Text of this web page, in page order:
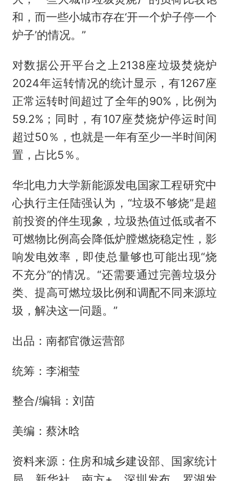
和，而一些小城市存在‘开一个炉子停一个
炉子’的情况。”
对数据公开平台之上2138座垃圾焚烧炉
2024年运转情况的统计显示，有1267座
正常运转时间超过了全年的90%，比例为
59.2%；同时，有107座焚烧炉停运时间
超过50％，也就是一年有至少一半时间闲
置，占比5％。
华北电力大学新能源发电国家工程研究中
心执行主任陆强认为，“垃圾不够烧”是超
前投资的伴生现象，垃圾热值过低或者不
可燃物比例高会降低炉膛燃烧稳定性，影
响发电效率，即使总量够也可能出现“烧
不充分”的情况。“还需要通过完善垃圾分
类、提高可燃垃圾比例和调配不同来源垃
圾，解决这一问题。”
出品：南都官微运营部
统筹：李湘莹
整合/编辑：刘苗
美编：蔡沐晗
资料来源：住房和城乡建设部、国家统计